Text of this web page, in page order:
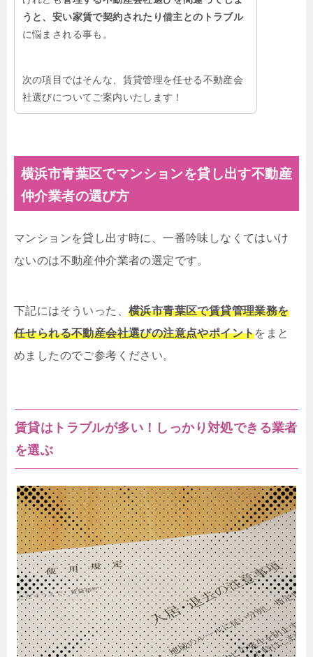
うと、安い家賃で契約されたり借主とのトラブル
に悩まされる事も。
次の項目ではそんな、賃貸管理を任せる不動産会
社選びについてご案内いたします！
横浜市青葉区でマンションを貸し出す不動産
仲介業者の選び方
マンションを貸し出す時に、一番吟味しなくてはいけ
ないのは不動産仲介業者の選定です。
下記にはそういった、 横浜市青葉区で賃貸管理業務を
任せられる不動産会社選びの注意点やポイントをまと
めましたのでご参考ください。
賃貸はトラブルが多い！しっかり対処できる業者
を選ぶ